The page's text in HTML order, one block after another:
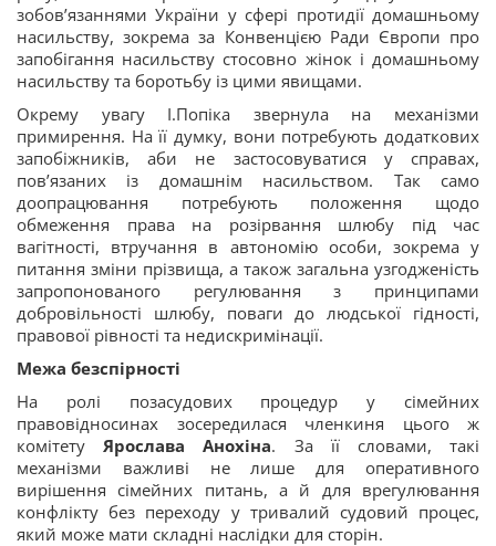
зобов’язаннями України у сфері протидії домашньому
насильству, зокрема за Конвенцією Ради Європи про
запобігання насильству стосовно жінок і домашньому
насильству та боротьбу із цими явищами.
Окрему увагу І.Попіка звернула на механізми
примирення. На її думку, вони потребують додаткових
запобіжників, аби не застосовуватися у справах,
пов’язаних із домашнім насильством. Так само
доопрацювання потребують положення щодо
обмеження права на розірвання шлюбу під час
вагітності, втручання в автономію особи, зокрема у
питання зміни прізвища, а також загальна узгодженість
запропонованого регулювання з принципами
добровільності шлюбу, поваги до людської гідності,
правової рівності та недискримінації.
Межа безспірності
На ролі позасудових процедур у сімейних
правовідносинах зосередилася членкиня цього ж
комітетуЯрослава Анохіна. За її словами, такі
механізми важливі не лише для оперативного
вирішення сімейних питань, а й для врегулювання
конфлікту без переходу у тривалий судовий процес,
який може мати складні наслідки для сторін.